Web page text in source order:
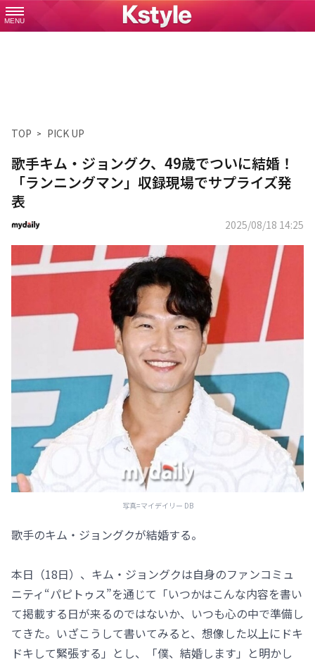
MENU
TOP PICK UP
歌手キム・ジョングク、49歳でついに結婚！
「ランニングマン」収録現場でサプライズ発
表
2025/08/18 14:25
写真=マイデイリー DB
歌手のキム・ジョングクが結婚する。
本日（18日）、キム・ジョングクは自身のファンコミュ
ニティ“パピトゥス”を通じて「いつかはこんな内容を書い
て掲載する日が来るのではないか、いつも心の中で準備し
てきた。いざこうして書いてみると、想像した以上にドキ
ドキして緊張する」とし、「僕、結婚します」と明かし